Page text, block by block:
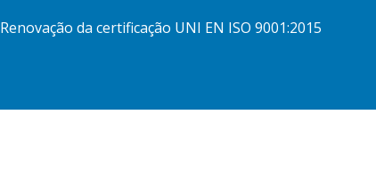
Renovação da certificação UNI EN ISO 9001:2015